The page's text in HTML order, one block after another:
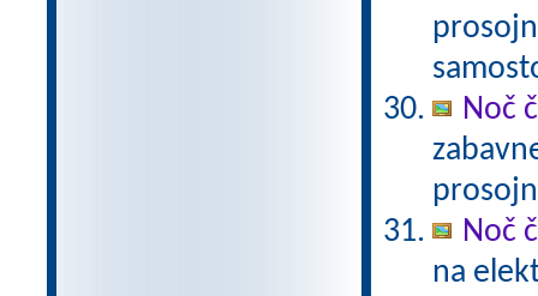
Noč
Noč
na